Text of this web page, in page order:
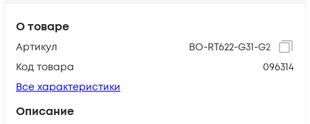
О товаре
Артикул
BO-RT622-G31-G2
Код товара
096314
Все характеристики
Описание